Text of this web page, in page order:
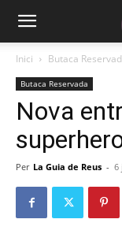
Inici Butaca
Butaca Reservada
Nova
Per La Guia de Reus - 6